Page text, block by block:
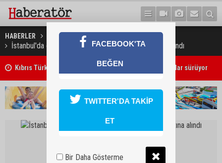
HABERLER TÜRKİYE
İstanbul'da çöpe atılan 4 günlük bebek tedavi altına alındı
Kıbrıs Türk Üniversite Öğrencileri Kongresi için kayıtlar sürüyor
FACEBOOK'TA
BEĞEN
TWITTER'DA TAKİP
ET
Bir Daha Gösterme